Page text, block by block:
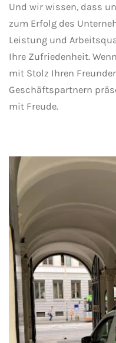
Und wir wissen, dass
zum Erfolg des
Leistung und
Ihre Zufriedenheit.
mit Stolz Ihren
Geschäftspartnern
mit Freude.